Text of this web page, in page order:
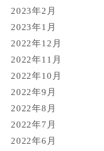
2023年2月
2023年1月
2022年12月
2022年11月
2022年10月
2022年9月
2022年8月
2022年7月
2022年6月